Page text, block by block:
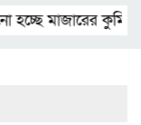
মাজারের কুমির